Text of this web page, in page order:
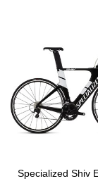
Specialized Shiv